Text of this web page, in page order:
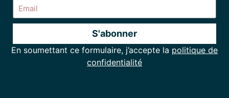
S'abonner
Alternative:
En soumettant ce formulaire, j’accepte la politique de
confidentialité